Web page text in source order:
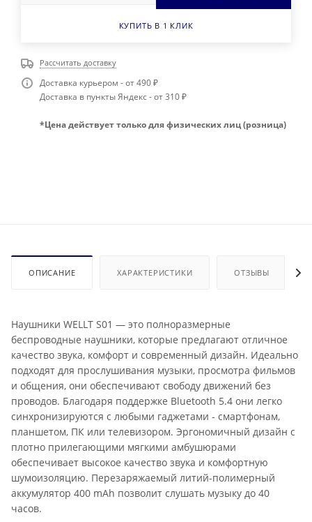
КУПИТЬ В 1 КЛИК
Рассчитать доставку
Доставка курьером - от 490 ₽
Доставка в пункты Яндекс - от 310 ₽
*Цена действует только для физических лиц (розница)
ОПИСАНИЕ ХАРАКТЕРИСТИКИ ОТЗЫВЫ
Наушники WELLT S01 — это полноразмерные
беспроводные наушники, которые предлагают отличное
качество звука, комфорт и современный дизайн. Идеально
подходят для прослушивания музыки, просмотра фильмов
и общения, они обеспечивают свободу движений без
проводов. Благодаря поддержке Bluetooth 5.4 они легко
синхронизируются с любыми гаджетами - смартфонам,
планшетом, ПК или телевизором. Эргономичный дизайн с
плотно прилегающими мягкими амбушюрами
обеспечивает высокое качество звука и комфортную
шумоизоляцию. Перезаряжаемый литий-полимерный
аккумулятор 400 mAh позволит слушать музыку до 40
часов.